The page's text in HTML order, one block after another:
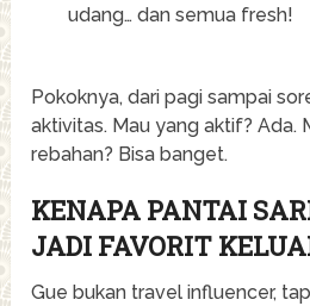
udang… dan semua fresh!
Pokoknya, dari pagi sampai
aktivitas. Mau yang aktif? Ada.
rebahan? Bisa banget.
KENAPA PANTAI
JADI FAVORIT
Gue bukan travel influencer,